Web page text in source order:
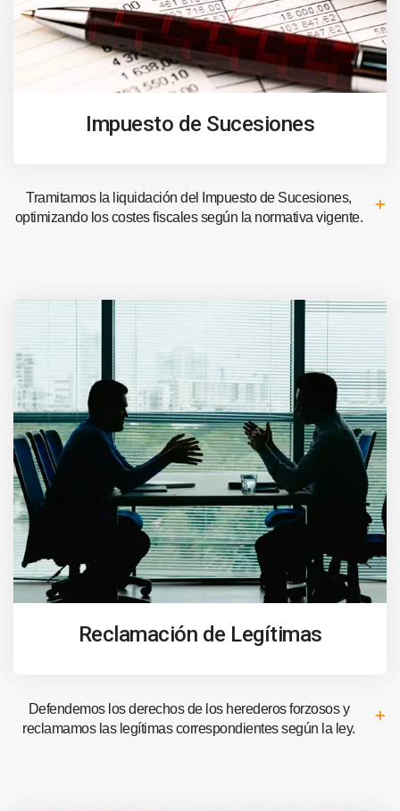
Impuesto de Sucesiones
Tramitamos la liquidación del Impuesto de Sucesiones,
optimizando los costes fiscales según la normativa vigente.
Reclamación de Legítimas
Defendemos los derechos de los herederos forzosos y
reclamamos las legítimas correspondientes según la ley.